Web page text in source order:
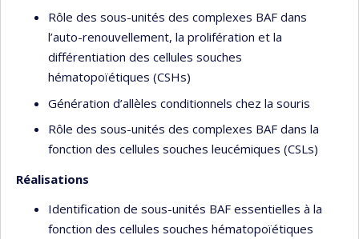
Rôle des sous-unités des complexes BAF dans
l’auto-renouvellement, la prolifération et la
différentiation des cellules souches
hématopoïétiques (CSHs)
Génération d’allèles conditionnels chez la souris
Rôle des sous-unités des complexes BAF dans la
fonction des cellules souches leucémiques (CSLs)
Réalisations
Identification de sous-unités BAF essentielles à la
fonction des cellules souches hématopoïétiques